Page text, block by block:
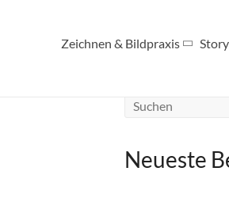
Zeichnen & Bildpraxis
Neueste